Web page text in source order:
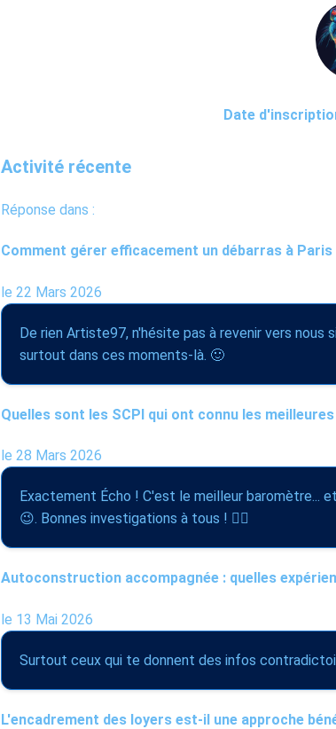
Date
Activité récente
Réponse dans :
Comment gérer efficacement un débarras à
le 22 Mars 2026
De rien Artiste97, n'hésite pas à revenir vers nous
surtout dans ces moments-là. 🙂
Quelles sont les SCPI qui ont connu les
le 28 Mars 2026
Exactement Écho ! C'est le meilleur baromètre...
😉. Bonnes investigations à tous ! 🕵️‍♂️
Autoconstruction accompagnée : quelles
le 13 Mai 2026
Surtout ceux qui te donnent des infos
L'encadrement des loyers est-il une approche